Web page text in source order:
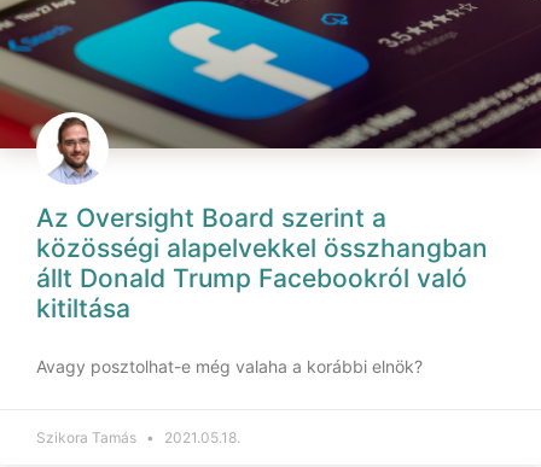
Az Oversight Board szerint a
közösségi alapelvekkel összhangban
állt Donald Trump Facebookról való
kitiltása
Avagy posztolhat-e még valaha a korábbi elnök?
Szikora Tamás 2021.05.18.